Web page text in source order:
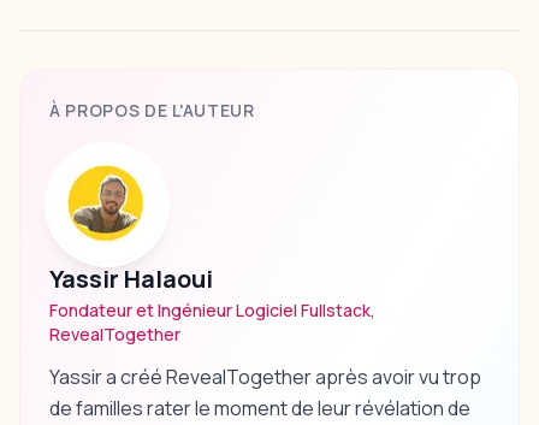
À PROPOS DE L'AUTEUR
Yassir Halaoui
Fondateur et Ingénieur Logiciel Fullstack,
RevealTogether
Yassir a créé RevealTogether après avoir vu trop
de familles rater le moment de leur révélation de